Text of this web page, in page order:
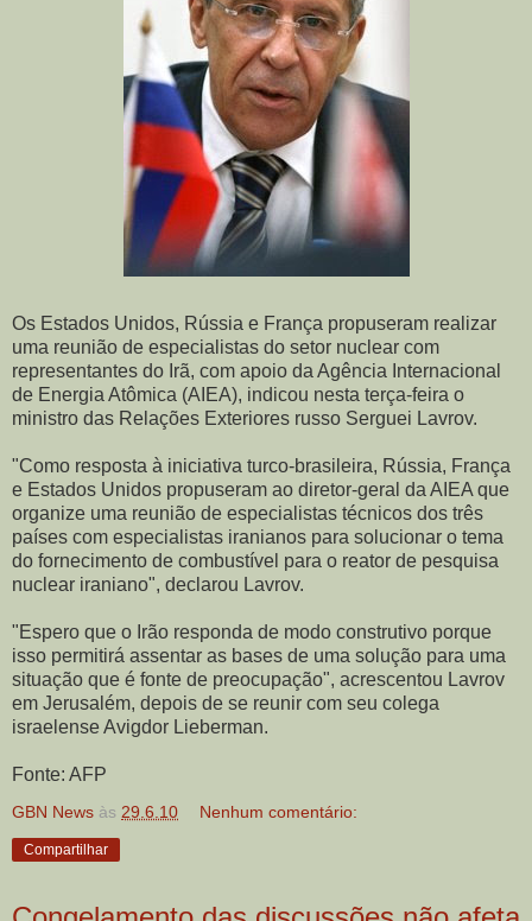
Os Estados Unidos, Rússia e França propuseram realizar
uma reunião de especialistas do setor nuclear com
representantes do Irã, com apoio da Agência Internacional
de Energia Atômica (AIEA), indicou nesta terça-feira o
ministro das Relações Exteriores russo Serguei Lavrov.
"Como resposta à iniciativa turco-brasileira, Rússia, França
e Estados Unidos propuseram ao diretor-geral da AIEA que
organize uma reunião de especialistas técnicos dos três
países com especialistas iranianos para solucionar o tema
do fornecimento de combustível para o reator de pesquisa
nuclear iraniano", declarou Lavrov.
"Espero que o Irão responda de modo construtivo porque
isso permitirá assentar as bases de uma solução para uma
situação que é fonte de preocupação", acrescentou Lavrov
em Jerusalém, depois de se reunir com seu colega
israelense Avigdor Lieberman.
Fonte: AFP
GBN News às 29.6.10 Nenhum comentário:
Compartilhar